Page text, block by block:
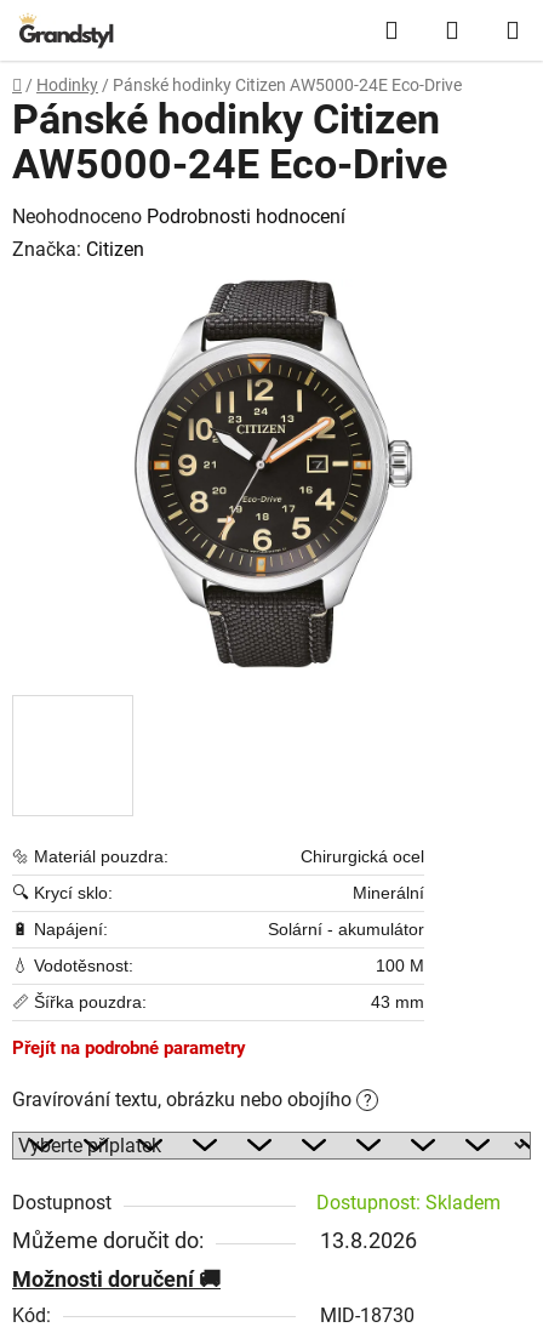
Přejít na obsah Hledat
Domů
/ Hodinky / Pánské hodinky Citizen AW5000-24E Eco-Drive
🔩 Materiál pouzdra:
Chirurgická ocel
🔍 Krycí sklo:
Minerální
🔋 Napájení:
Solární - akumulátor
💧 Vodotěsnost:
100 M
📏 Šířka pouzdra:
43 mm
Přejít na podrobné parametry
Gravírování textu, obrázku nebo obojího ?
Dostupnost Dostupnost: Skladem
Můžeme doručit do:
13.8.2026
Možnosti doručení
Kód: MID-18730
Pánské hodinky Citizen
AW5000-24E Eco-Drive
Průměrné hodnocení produktu je 0,0 z 5 hvězdiček.
Neohodnoceno Podrobnosti hodnocení
Značka: Citizen